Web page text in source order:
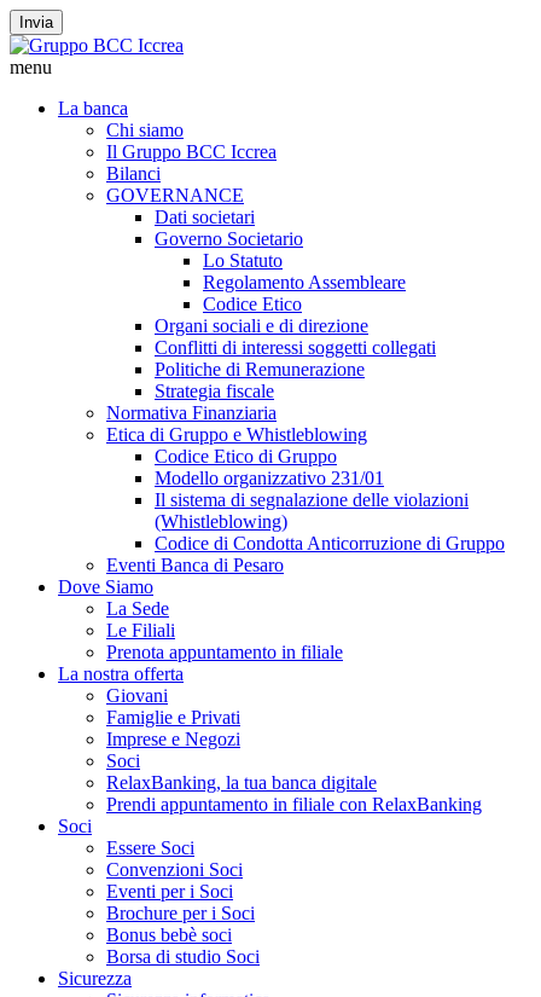
Invia
menu
La banca
Chi siamo
Il Gruppo BCC Iccrea
Bilanci
GOVERNANCE
Dati societari
Governo Societario
Lo Statuto
Regolamento Assembleare
Codice Etico
Organi sociali e di direzione
Conflitti di interessi soggetti collegati
Politiche di Remunerazione
Strategia fiscale
Normativa Finanziaria
Etica di Gruppo e Whistleblowing
Codice Etico di Gruppo
Modello organizzativo 231/01
Il sistema di segnalazione delle violazioni
(Whistleblowing)
Codice di Condotta Anticorruzione di Gruppo
Eventi Banca di Pesaro
Dove Siamo
La Sede
Le Filiali
Prenota appuntamento in filiale
La nostra offerta
Giovani
Famiglie e Privati
Imprese e Negozi
Soci
RelaxBanking, la tua banca digitale
Prendi appuntamento in filiale con RelaxBanking
Soci
Essere Soci
Convenzioni Soci
Eventi per i Soci
Brochure per i Soci
Bonus bebè soci
Borsa di studio Soci
Sicurezza